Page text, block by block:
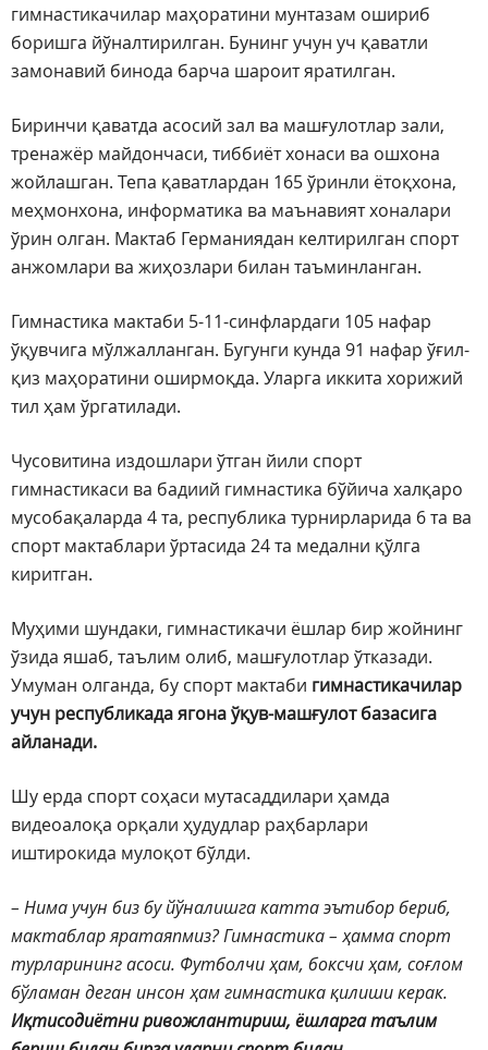
гимнастикачилар маҳоратини мунтазам ошириб
боришга йўналтирилган. Бунинг учун уч қаватли
замонавий бинода барча шароит яратилган.
Биринчи қаватда асосий зал ва машғулотлар зали,
тренажёр майдончаси, тиббиёт хонаси ва ошхона
жойлашган. Тепа қаватлардан 165 ўринли ётоқхона,
меҳмонхона, информатика ва маънавият хоналари
ўрин олган. Мактаб Германиядан келтирилган спорт
анжомлари ва жиҳозлари билан таъминланган.
Гимнастика мактаби 5-11-синфлардаги 105 нафар
ўқувчига мўлжалланган. Бугунги кунда 91 нафар ўғил-
қиз маҳоратини оширмоқда. Уларга иккита хорижий
тил ҳам ўргатилади.
Чусовитина издошлари ўтган йили спорт
гимнастикаси ва бадиий гимнастика бўйича халқаро
мусобақаларда 4 та, республика турнирларида 6 та ва
спорт мактаблари ўртасида 24 та медални қўлга
киритган.
Муҳими шундаки, гимнастикачи ёшлар бир жойнинг
ўзида яшаб, таълим олиб, машғулотлар ўтказади.
Умуман олганда, бу спорт мактаби гимнастикачилар
учун республикада ягона ўқув-машғулот базасига
айланади.
Шу ерда спорт соҳаси мутасаддилари ҳамда
видеоалоқа орқали ҳудудлар раҳбарлари
иштирокида мулоқот бўлди.
– Нима учун биз бу йўналишга катта эътибор бериб,
мактаблар яратаяпмиз? Гимнастика – ҳамма спорт
турларининг асоси. Футболчи ҳам, боксчи ҳам, соғлом
бўламан деган инсон ҳам гимнастика қилиши керак.
Иқтисодиётни ривожлантириш, ёшларга таълим